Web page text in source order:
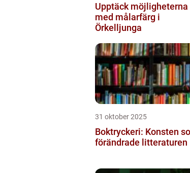
Upptäck möjligheterna
med målarfärg i
Örkelljunga
31 oktober 2025
Boktryckeri: Konsten
förändrade litteraturen